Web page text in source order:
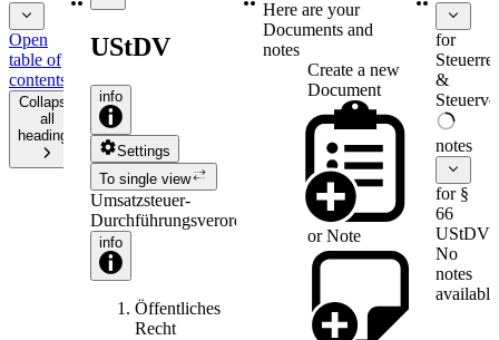
Open
table of
contents
Collapse
all
headings
UStDV
info
Settings
To single view
Umsatzsteuer-
Durchführungsverordnung
info
Öffentliches
Recht
Here are your
Documents and
notes
Create a new
Document
orNote
for
&
notes
for §
66
UStDV
No
notes